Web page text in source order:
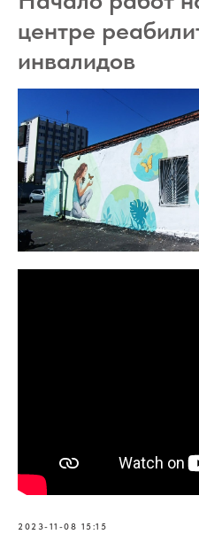
центре
инвалидов
2023-11-08 15:15